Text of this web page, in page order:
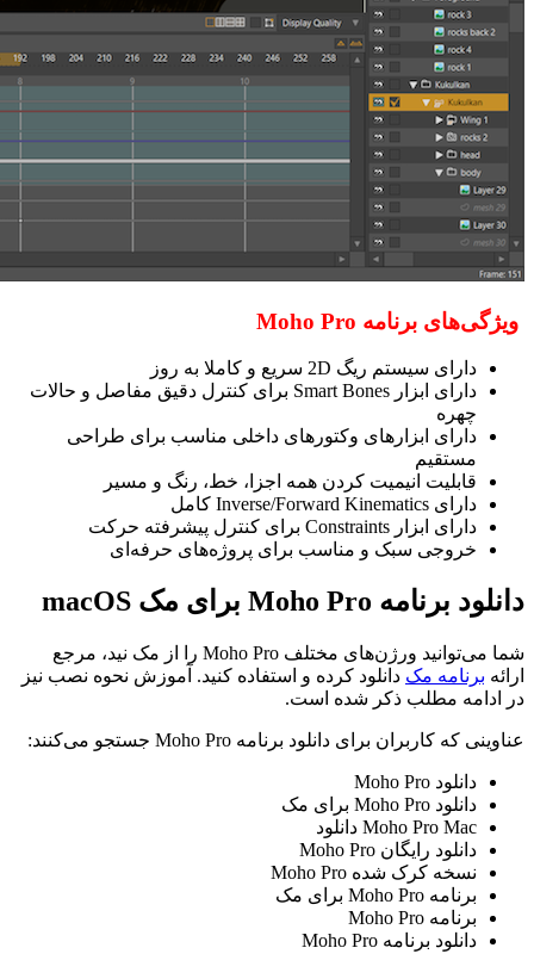
ویژگی‌های برنامه Moho Pro
دارای سیستم ریگ 2D سریع و کاملا به روز
دارای ابزار Smart Bones برای کنترل دقیق مفاصل و حالات
چهره
دارای ابزار‌های وکتور‌های داخلی مناسب برای طراحی
مستقیم
قابلیت انیمیت کردن همه اجزا‌، خط، رنگ و مسیر
دارای Inverse/Forward Kinematics کامل
دارای ابزار Constraints برای کنترل پیشرفته حرکت
خروجی سبک و مناسب برای پروژه‌های حرفه‌ای
دانلود برنامه Moho Pro برای مک macOS
شما می‌توانید ورژن‌های مختلف Moho Pro را از مک نید، مرجع
ارائه برنامه مک دانلود کرده و استفاده کنید. آموزش نحوه نصب نیز
در ادامه مطلب ذکر شده است.
عناوینی که کاربران برای دانلود برنامه Moho Pro جستجو می‌کنند:
دانلود Moho Pro
دانلود Moho Pro برای مک
Moho Pro Mac دانلود
دانلود رایگان Moho Pro
نسخه کرک شده Moho Pro
برنامه Moho Pro برای مک
برنامه Moho Pro
دانلود برنامه Moho Pro